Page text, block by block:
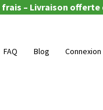
– Livraison offerte
FAQ Blog Connexion